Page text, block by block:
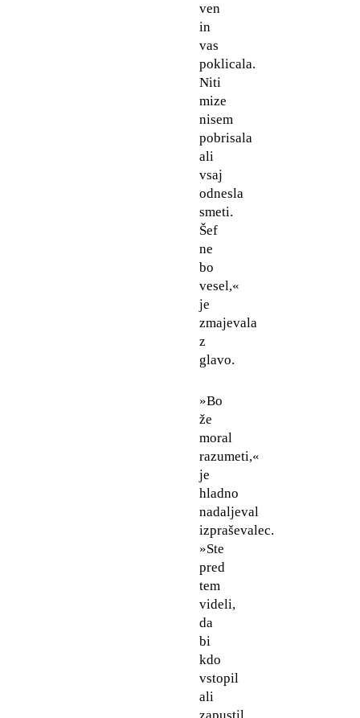
ven
in
vas
poklicala.
Niti
mize
nisem
pobrisala
ali
vsaj
odnesla
smeti.
Šef
ne
bo
vesel,«
je
zmajevala
z
glavo.
»Bo
že
moral
razumeti,«
je
hladno
nadaljeval
izpraševalec.
»Ste
pred
tem
videli,
da
bi
kdo
vstopil
ali